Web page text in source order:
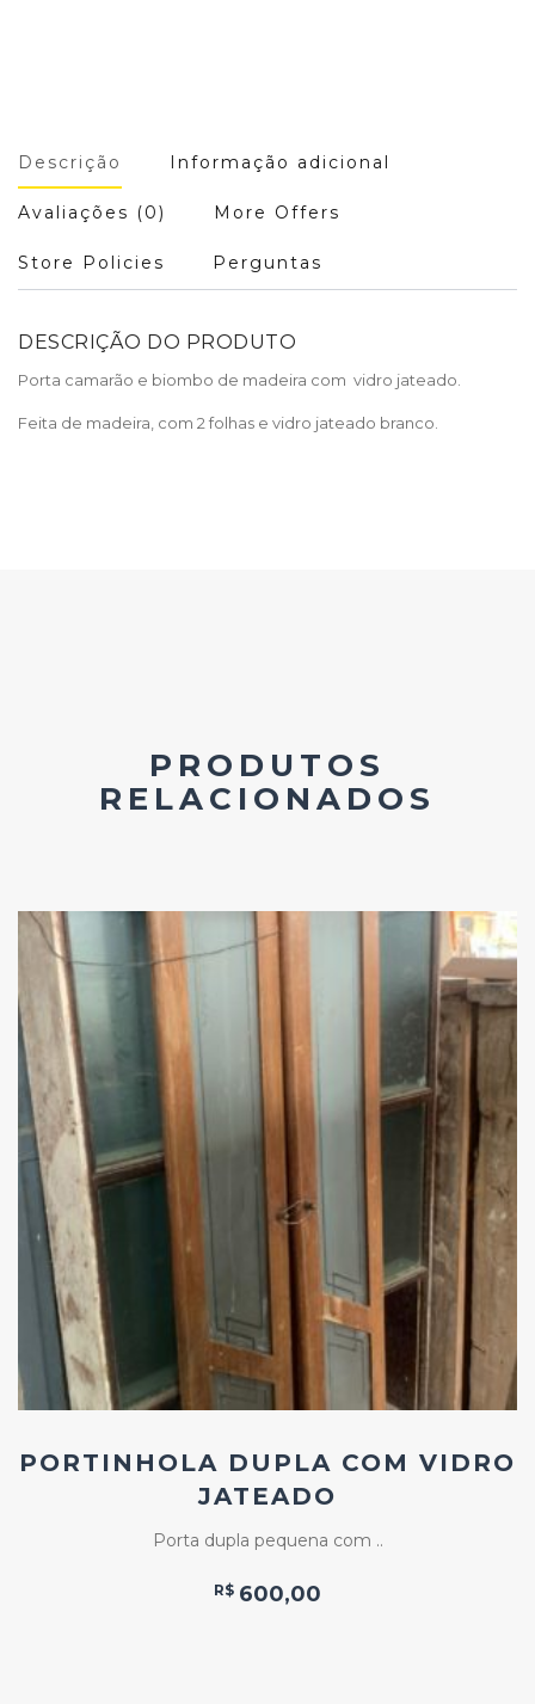
Descrição Informação adicional
Avaliações (0) More Offers
Store Policies Perguntas
DESCRIÇÃO DO PRODUTO
Porta camarão e biombo de madeira com vidro jateado.
Feita de madeira, com 2 folhas e vidro jateado branco.
PRODUTOS
RELACIONADOS
Favoritos
PORTINHOLA DUPLA COM VIDRO
JATEADO
Porta dupla pequena com ..
R$ 600,00